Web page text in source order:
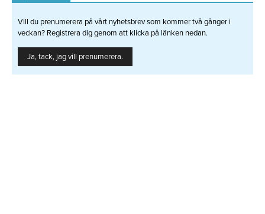
Vill du prenumerera på vårt nyhetsbrev som kommer två gånger i
veckan? Registrera dig genom att klicka på länken nedan.
Ja, tack, jag vill prenumerera.